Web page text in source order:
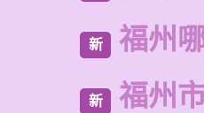
新 福州
新 福州